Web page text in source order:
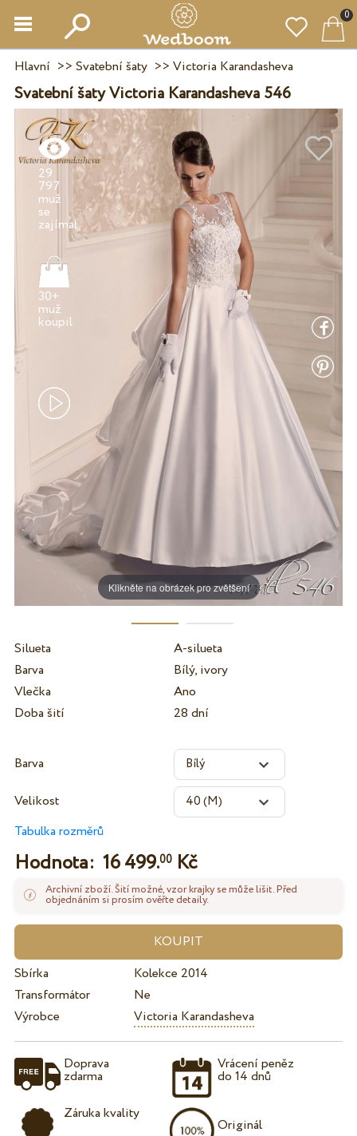
0
Hlavní >> Svatební šaty>> Victoria Karandasheva
Svatební šaty Victoria Karandasheva 546
Klikněte na obrázek pro zvětšení
29
797
muž
se
zajímal
30+
muž
Silueta
A-silueta
Barva
Bílý, ivory
Vlečka
Ano
Doba šití
28 dní
Barva
Velikost
Tabulka rozměrů
Hodnota: 16 499.00Kč
Archivní zboží. Šití možné, vzor krajky se může lišit. Před
objednáním si prosím ověřte detaily.
Sbírka
Kolekce 2014
Transformátor
Ne
Výrobce
Victoria Karandasheva
Doprava
zdarma
Záruka kvality
Vrácení peněz
do 14 dnů
Originál